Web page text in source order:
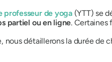
professeur de yoga(YTT) se
partiel ou en ligne. Certaines
nous détaillerons la durée